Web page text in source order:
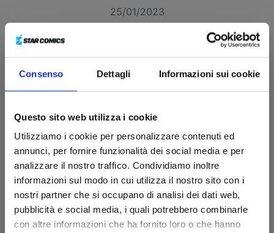
Consenso Dettagli Informazioni sui cookie
Questo sito web utilizza i cookie
Utilizziamo i cookie per personalizzare contenuti ed
annunci, per fornire funzionalità dei social media e per
analizzare il nostro traffico. Condividiamo inoltre
informazioni sul modo in cui utilizza il nostro sito con i
nostri partner che si occupano di analisi dei dati web,
pubblicità e social media, i quali potrebbero combinarle
con altre informazioni che ha fornito loro o che hanno
25/01/2023